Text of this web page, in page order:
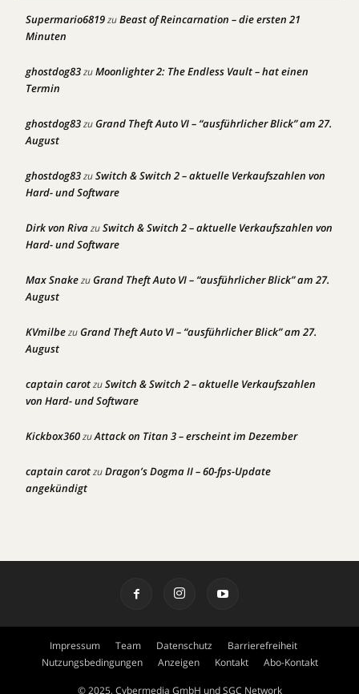
Supermario6819zuBeast of Reincarnation – die ersten 21
Minuten
ghostdog83zuMoonlighter 2: The Endless Vault – hat einen
Termin
ghostdog83zuGrand Theft Auto VI – “ausführlicher Blick” am 27.
August
ghostdog83zuSwitch & Switch 2 – aktuelle Verkaufszahlen von
Hard- und Software
Dirk von RivazuSwitch & Switch 2 – aktuelle Verkaufszahlen von
Hard- und Software
Max SnakezuGrand Theft Auto VI – “ausführlicher Blick” am 27.
August
KVmilbezuGrand Theft Auto VI – “ausführlicher Blick” am 27.
August
captain carotzuSwitch & Switch 2 – aktuelle Verkaufszahlen
von Hard- und Software
Kickbox360zuAttack on Titan 3 – erscheint im Dezember
captain carotzuDragon’s Dogma II – 60-fps-Update
angekündigt
Impressum Team Datenschutz
Barrierefreiheit
Nutzungsbedingungen
Anzeigen Kontakt Abo-Kontakt
© 2025, Cybermedia GmbH und SGC Network